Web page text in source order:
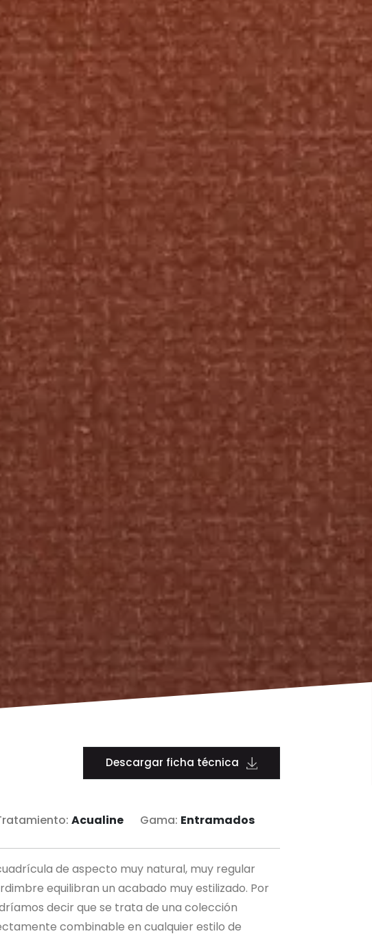
Descargar ficha técnica
Acualine Gama: Entramados
de aspecto muy natural, muy regular
equilibran un acabado muy estilizado. Por
decir que se trata de una colección
combinable en cualquier estilo de